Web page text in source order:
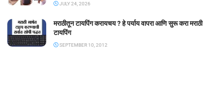
JULY 24, 2026
मराठीतून टायपिंग करायचय ? हे पर्याय वापरा आणि सुरू करा मराठी
टायपिंग
SEPTEMBER 10, 2012